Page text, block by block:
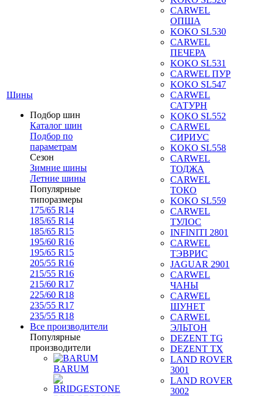
Шины
Подбор шин
Каталог шин
Подбор по
параметрам
Сезон
Зимние шины
Летние шины
Популярные
типоразмеры
175/65 R14
185/65 R14
185/65 R15
195/60 R16
195/65 R15
205/55 R16
215/55 R16
215/60 R17
225/60 R18
235/55 R17
235/55 R18
Все производители
Популярные
производители
BARUM
CARWEL
ОПША
KOKO SL530
CARWEL
ПЕЧЕРА
KOKO SL531
CARWEL ПУР
KOKO SL547
CARWEL
САТУРН
KOKO SL552
CARWEL
СИРИУС
KOKO SL558
CARWEL
ТОДЖА
CARWEL
ТОКО
KOKO SL559
CARWEL
ТУЛОС
INFINITI 2801
CARWEL
ТЭВРИС
JAGUAR 2901
CARWEL
ЧАНЫ
CARWEL
ШУНЕТ
CARWEL
ЭЛЬТОН
DEZENT TG
DEZENT TX
LAND ROVER
3001
LAND ROVER
3002